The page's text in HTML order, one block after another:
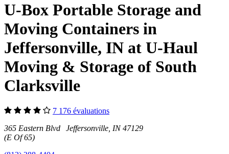
U-Box Portable Storage and
Moving Containers in
Jeffersonville, IN at U-Haul
Moving & Storage of South
Clarksville
7 176 évaluations
365 Eastern Blvd Jeffersonville, IN 47129
(E Of 65)